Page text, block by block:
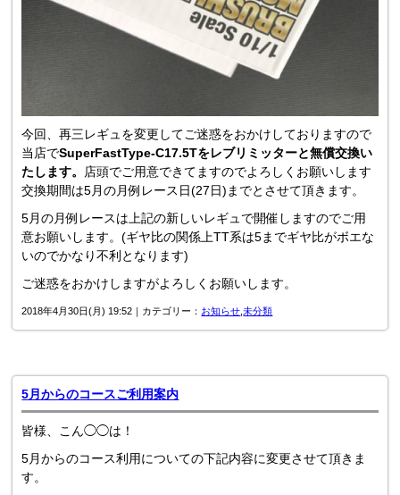
今回、再三レギュを変更してご迷惑をおかけしておりますので
当店でSuperFastType-C17.5Tをレブリミッターと無償交換い
たします。 店頭でご用意できてますのでよろしくお願いします
交換期間は5月の月例レース日(27日)までとさせて頂きます。
5月の月例レースは上記の新しいレギュで開催しますのでご用
意お願いします。(ギヤ比の関係上TT系は5までギヤ比がボエな
いのでかなり不利となります)
ご迷惑をおかけしますがよろしくお願いします。
2018年4月30日(月) 19:52｜カテゴリー： お知らせ ,未分類
5月からのコースご利用案内
皆様、こん◯◯は！
5月からのコース利用についての下記内容に変更させて頂きま
す。